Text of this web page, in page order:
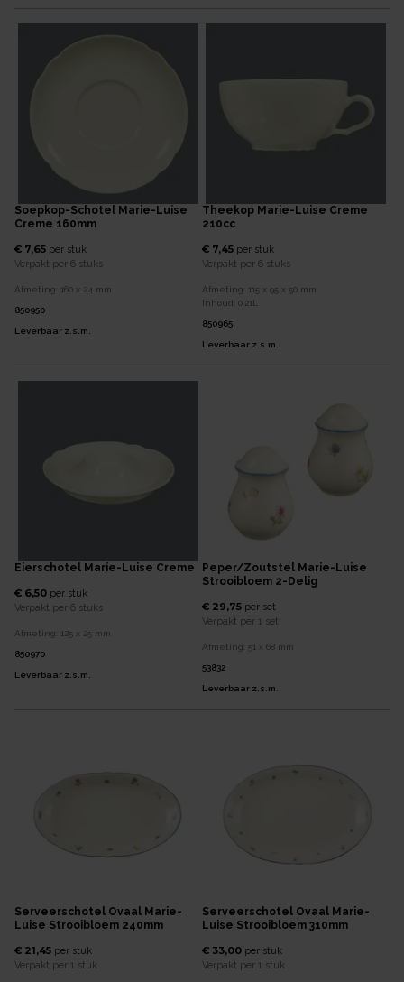
Soepkop-Schotel Marie-Luise
Creme 160mm
€ 7,65 per stuk
Verpakt per 6 stuks
Afmeting: 160 x 24 mm
850950
Leverbaar z.s.m.
Theekop Marie-Luise Creme
210cc
€ 7,45 per stuk
Verpakt per 6 stuks
Afmeting: 115 x 95 x 50 mm
Inhoud: 0,21L
850965
Leverbaar z.s.m.
Eierschotel Marie-Luise Creme
€ 6,50 per stuk
Verpakt per 6 stuks
Afmeting: 125 x 25 mm
850970
Leverbaar z.s.m.
Peper/zoutstel Marie-Luise
Strooibloem 2-Delig
€ 29,75 per set
Verpakt per 1 set
Afmeting: 51 x 68 mm
53832
Leverbaar z.s.m.
Serveerschotel Ovaal Marie-
Luise Strooibloem 240mm
€ 21,45 per stuk
Verpakt per 1 stuk
Serveerschotel Ovaal Marie-
Luise Strooibloem 310mm
€ 33,00 per stuk
Verpakt per 1 stuk